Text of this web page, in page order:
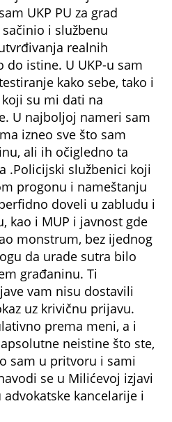
UKP PU za grad
i službenu
realnih
istine. U UKP-u sam
kako sebe, tako i
su mi dati na
U najboljoj nameri sam
izneo sve što sam
ali ih očigledno ta
.Policijski službenici koji
progonu i nameštanju
doveli u zabludu i
kao i MUP i javnost gde
monstrum, bez ijednog
da urade sutra bilo
građaninu. Ti
vam nisu dostavili
uz krivičnu prijavu.
prema meni, a i
neistine što ste,
sam u pritvoru i sami
se u Milićevoj izjavi
kancelarije i